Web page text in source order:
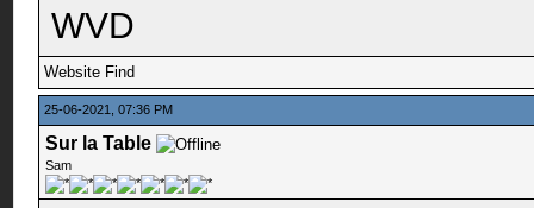
WVD
Website Find
25-06-2021, 07:36 PM
Sur la Table
Sam